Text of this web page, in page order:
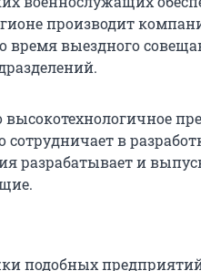
производит
время выездного
высокотехнологичное
сотрудничает в
разрабатывает и
подобных